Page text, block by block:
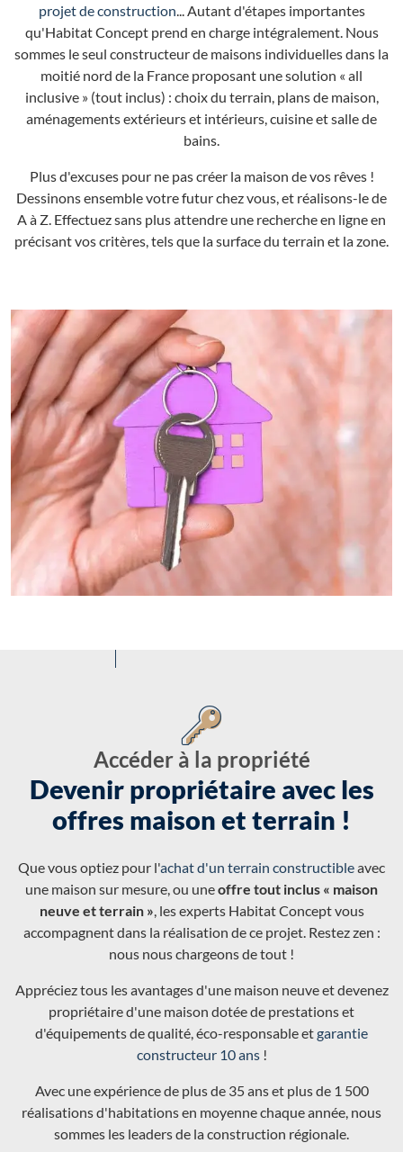
projet de construction... Autant d'étapes importantes
qu'Habitat Concept prend en charge intégralement. Nous
sommes le seul constructeur de maisons individuelles dans la
moitié nord de la France proposant une solution « all
inclusive » (tout inclus) : choix du terrain, plans de maison,
aménagements extérieurs et intérieurs, cuisine et salle de
bains.
Plus d'excuses pour ne pas créer la maison de vos rêves !
Dessinons ensemble votre futur chez vous, et réalisons-le de
A à Z. Effectuez sans plus attendre une recherche en ligne en
précisant vos critères, tels que la surface du terrain et la zone.
Accéder à la propriété
Devenir propriétaire avec les
offres maison et terrain !
Que vous optiez pour l'achat d'un terrain constructibleavec
une maison sur mesure, ou uneoffre tout inclus « maison
neuve et terrain », les experts Habitat Concept vous
accompagnent dans la réalisation de ce projet. Restez zen :
nous nous chargeons de tout !
Appréciez tous les avantages d'une maison neuve et devenez
propriétaire d'une maison dotée de prestations et
d'équipements de qualité, éco-responsable etgarantie
constructeur 10 ans!
Avec une expérience de plus de 35 ans et plus de 1 500
réalisations d'habitations en moyenne chaque année, nous
sommes les leaders de la construction régionale.